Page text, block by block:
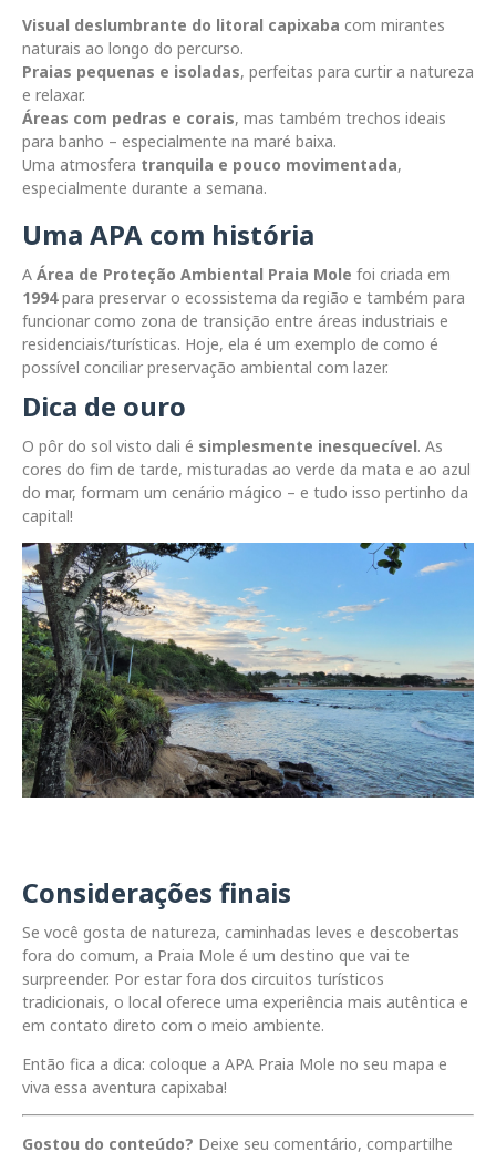
Visual deslumbrante do litoral capixaba com mirantes
naturais ao longo do percurso.
Praias pequenas e isoladas, perfeitas para curtir a natureza
e relaxar.
Áreas com pedras e corais, mas também trechos ideais
para banho – especialmente na maré baixa.
Uma atmosfera tranquila e pouco movimentada,
especialmente durante a semana.
Uma APA com história
A Área de Proteção Ambiental Praia Mole foi criada em
1994para preservar o ecossistema da região e também para
funcionar como zona de transição entre áreas industriais e
residenciais/turísticas. Hoje, ela é um exemplo de como é
possível conciliar preservação ambiental com lazer.
Dica de ouro
O pôr do sol visto dali é simplesmente inesquecível. As
cores do fim de tarde, misturadas ao verde da mata e ao azul
do mar, formam um cenário mágico – e tudo isso pertinho da
capital!
Considerações finais
Se você gosta de natureza, caminhadas leves e descobertas
fora do comum, a Praia Mole é um destino que vai te
surpreender. Por estar fora dos circuitos turísticos
tradicionais, o local oferece uma experiência mais autêntica e
em contato direto com o meio ambiente.
Então fica a dica: coloque a APA Praia Mole no seu mapa e
viva essa aventura capixaba!
Gostou do conteúdo? Deixe seu comentário, compartilhe